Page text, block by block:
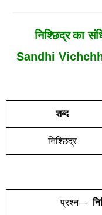
निश्छिद्रका
Sandhi Vich
शब्द
निश्छिद्र
प्रश्न—